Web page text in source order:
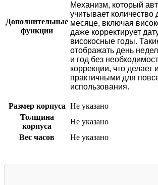
Дополнительные
функции
Механизм, который
учитывает количество
месяце, включая
даже корректирует
високосные годы.
отображать день
и год без
коррекции, что делает
практичными для
использования.
Размер корпуса Не указано
Толщина
корпуса
Не указано
Вес часов
Не указано